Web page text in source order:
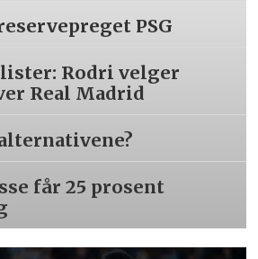
PSG
Rodri velger
Real Madrid
får 25 prosent